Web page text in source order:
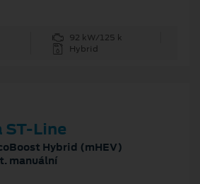
92 kW/125 k
Hybrid
ST-Line
Hybrid (mHEV)
manuální